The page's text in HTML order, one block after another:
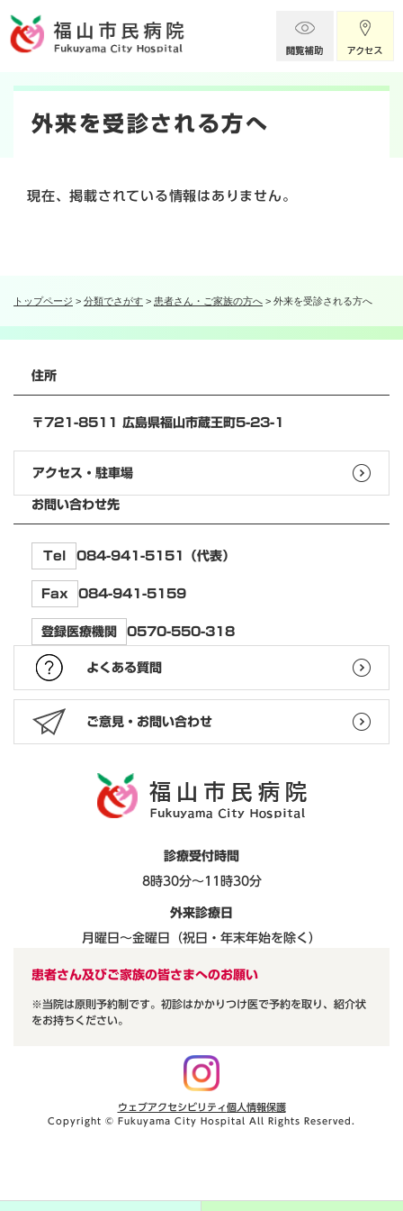
ジ
トップページ > 分類でさがす > 患者さん・ご家族の方へ > 外来を受診される方へ
本
外来を受診される方へ
現在、掲載されている情報はありません。
住所
〒721-8511 広島県福山市蔵王町5-23-1
アクセス・駐車場
お問い合わせ先
Tel 084-941-5151（代表）
Fax 084-941-5159
登録医療機関 0570-550-318
よくある質問
ご意見・お問い合わせ
診療受付時間
8時30分～11時30分
外来診療日
月曜日～金曜日（祝日・年末年始を除く）
患者さん及びご家族の皆さまへのお願い
※当院は原則予約制です。初診はかかりつけ医で予約を取り、紹介状
をお持ちください。
ウェブアクセシビリティ個人情報保護
Copyright © Fukuyama City Hospital All Rights Reserved.